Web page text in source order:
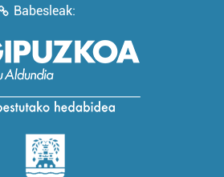
Babesleak: